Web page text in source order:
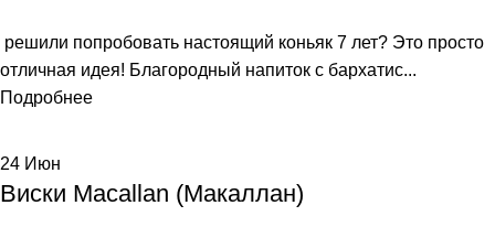
решили попробовать настоящий коньяк 7 лет? Это просто
отличная идея! Благородный напиток с бархатис...
Подробнее
24 Июн
Виски Macallan (Макаллан)